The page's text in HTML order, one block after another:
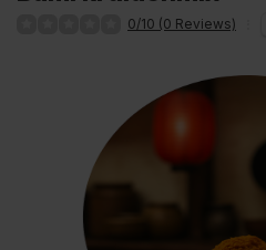
0/10 (0 Reviews)